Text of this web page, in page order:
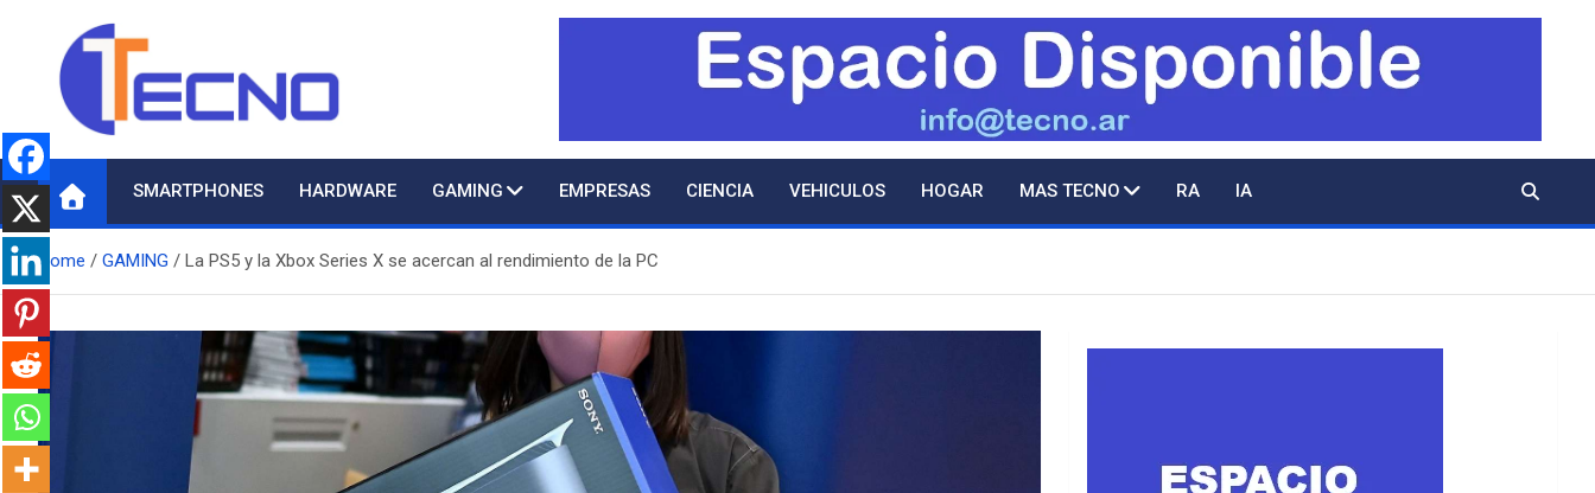
TecnoSMARTPHONES HARDWARE GAMING EMPRESAS CIENCIA VEHICULOS HOGAR MAS TECNO RA IA
Home GAMING La PS5 y la Xbox Series X se acercan al rendimiento de la PC